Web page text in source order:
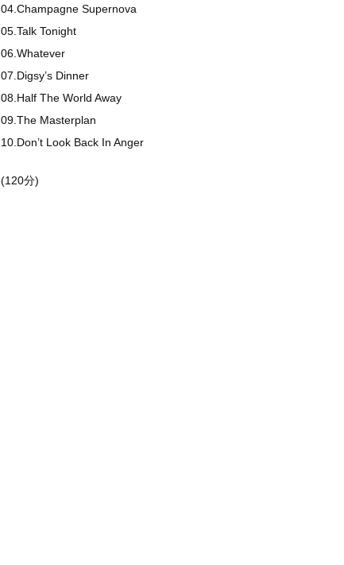
04.Champagne Supernova
05.Talk Tonight
06.Whatever
07.Digsy’s Dinner
08.Half The World Away
09.The Masterplan
10.Don’t Look Back In Anger
(120分)